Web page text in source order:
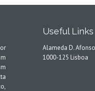
Useful Links
Alameda D.
1000-125 Lisboa